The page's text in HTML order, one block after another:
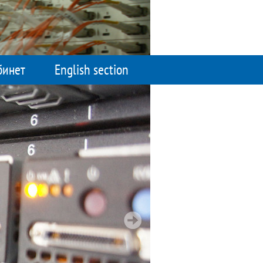
English section